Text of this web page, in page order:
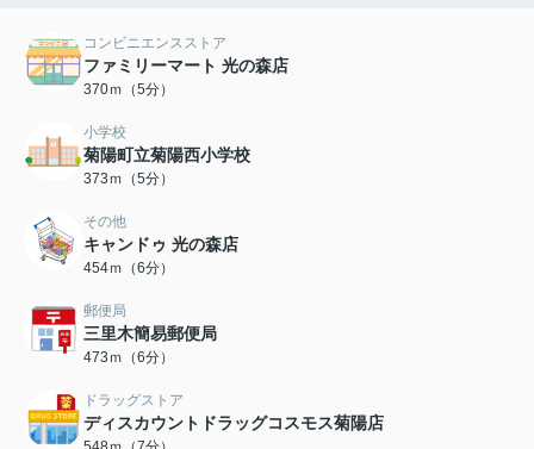
コンビニエンスストア
ファミリーマート 光の森店
370ｍ（5分）
小学校
菊陽町立菊陽西小学校
373ｍ（5分）
その他
キャンドゥ 光の森店
454ｍ（6分）
郵便局
三里木簡易郵便局
473ｍ（6分）
ドラッグストア
ディスカウントドラッグコスモス菊陽店